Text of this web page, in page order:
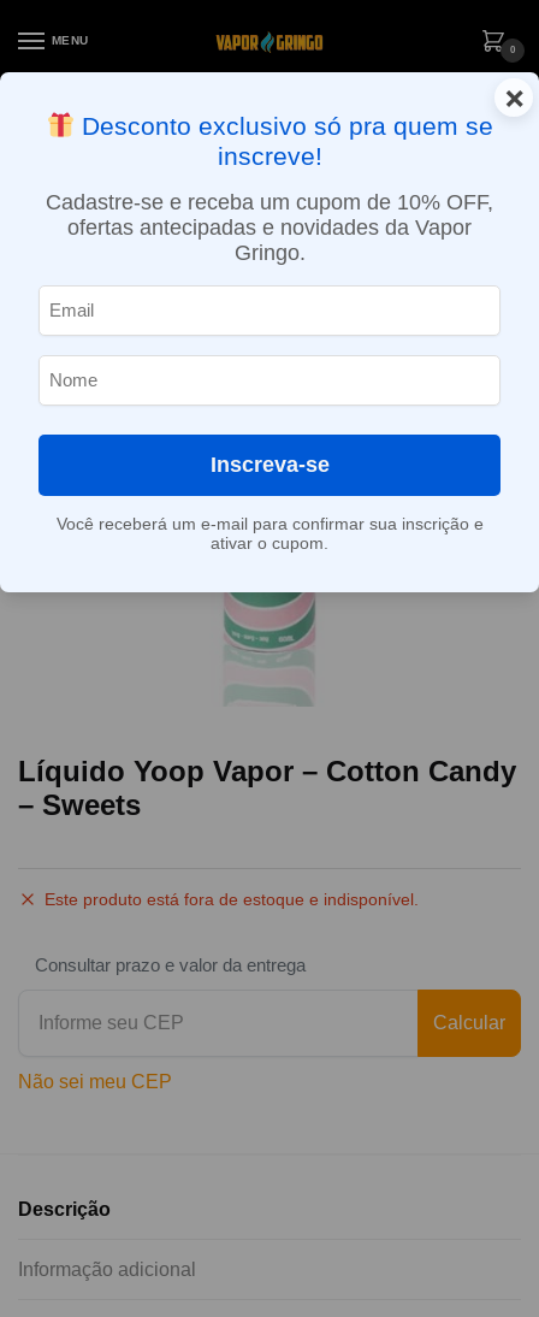
MENU
0
ENTREGA NO MESMO DIA EM SÃO PAULO (SEG A SEX): PEDIDOS
APROVADOS ATÉ 15:30 VIA MOTOBOY
Líquido Yoop Vapor – Cotton Candy
– Sweets
Este produto está fora de estoque e indisponível.
Consultar prazo e valor da entrega
Calcular
Não sei meu CEP
Descrição
Informação adicional
×
Desconto exclusivo só pra quem se
inscreve!
Cadastre-se e receba um cupom de 10% OFF,
ofertas antecipadas e novidades da Vapor
Gringo.
Inscreva-se
Você receberá um e-mail para confirmar sua inscrição e
ativar o cupom.